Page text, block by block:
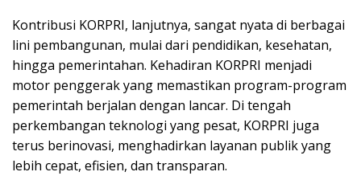
Kontribusi KORPRI, lanjutnya, sangat nyata di berbagai
lini pembangunan, mulai dari pendidikan, kesehatan,
hingga pemerintahan. Kehadiran KORPRI menjadi
motor penggerak yang memastikan program-program
pemerintah berjalan dengan lancar. Di tengah
perkembangan teknologi yang pesat, KORPRI juga
terus berinovasi, menghadirkan layanan publik yang
lebih cepat, efisien, dan transparan.